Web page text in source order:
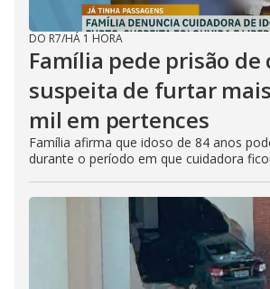
DO R7/HÁ 1 HORA
Família pede prisão de
suspeita de furtar
mil em pertences
Família afirma que idoso de 84 anos
durante o período em que cuidadora